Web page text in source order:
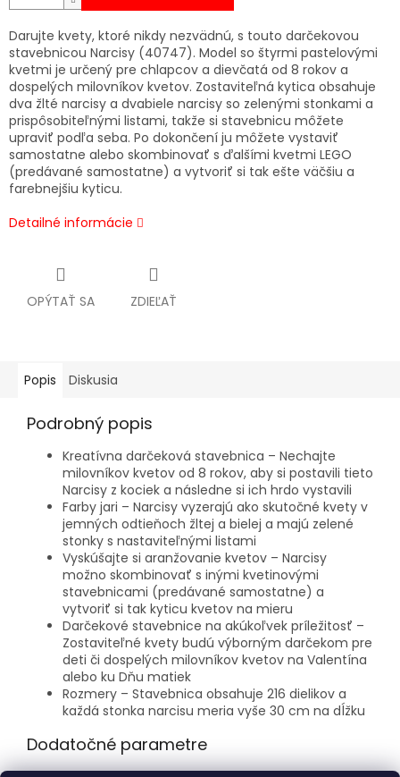
Darujte kvety, ktoré nikdy nezvädnú, s touto darčekovou
stavebnicou Narcisy (40747). Model so štyrmi pastelovými
kvetmi je určený pre chlapcov a dievčatá od 8 rokov a
dospelých milovníkov kvetov. Zostaviteľná kytica obsahuje
dva žlté narcisy a dvabiele narcisy so zelenými stonkami a
prispôsobiteľnými listami, takže si stavebnicu môžete
upraviť podľa seba. Po dokončení ju môžete vystaviť
samostatne alebo skombinovať s ďalšími kvetmi LEGO
(predávané samostatne) a vytvoriť si tak ešte väčšiu a
farebnejšiu kyticu.
Detailné informácie
OPÝTAŤ SA ZDIEĽAŤ
Popis Diskusia
Podrobný popis
Kreatívna darčeková stavebnica – Nechajte
milovníkov kvetov od 8 rokov, aby si postavili tieto
Narcisy z kociek a následne si ich hrdo vystavili
Farby jari – Narcisy vyzerajú ako skutočné kvety v
jemných odtieňoch žltej a bielej a majú zelené
stonky s nastaviteľnými listami
Vyskúšajte si aranžovanie kvetov – Narcisy
možno skombinovať s inými kvetinovými
stavebnicami (predávané samostatne) a
vytvoriť si tak kyticu kvetov na mieru
Darčekové stavebnice na akúkoľvek príležitosť –
Zostaviteľné kvety budú výborným darčekom pre
deti či dospelých milovníkov kvetov na Valentína
alebo ku Dňu matiek
Rozmery – Stavebnica obsahuje 216 dielikov a
každá stonka narcisu meria vyše 30 cm na dĺžku
Dodatočné parametre